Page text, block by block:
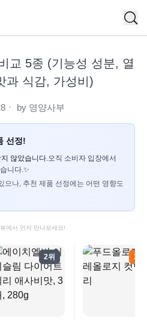
교 5종 (기능성 성분, 열
과 식감, 가성비)
ㆍ by 영양사부
선정!
않았습니다.오직 소비자 입장에서
니다.✨
으나, 추천 제품 선정에는 어떤 영향도
에서 먼저 만나보세요!
2위 3위